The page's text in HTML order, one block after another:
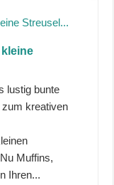
kleine
lustig bunte
zum kreativen
Muffins,
Ihren...